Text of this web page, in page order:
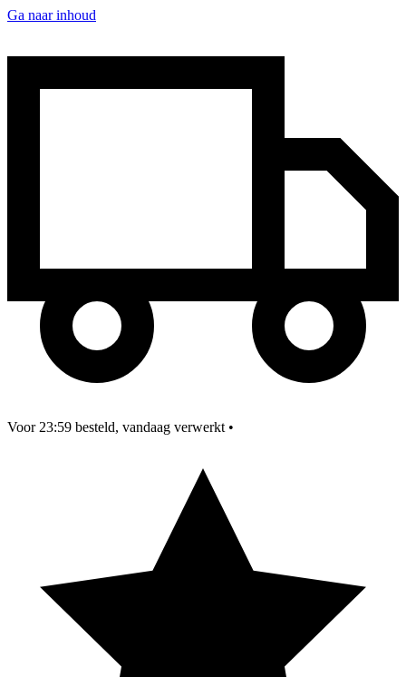
Ga naar inhoud
Voor 23:59 besteld, vandaag verwerkt •